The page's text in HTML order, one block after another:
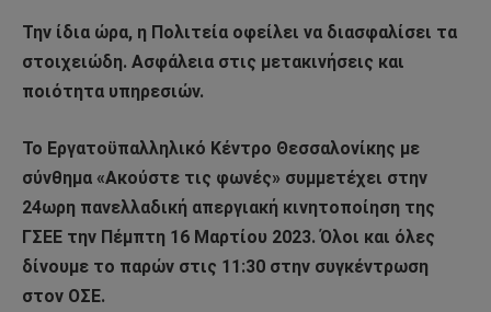
Την ίδια ώρα, η Πολιτεία οφείλει να διασφαλίσει τα
στοιχειώδη. Ασφάλεια στις μετακινήσεις και
ποιότητα υπηρεσιών.
Το Εργατοϋπαλληλικό Κέντρο Θεσσαλονίκης με
σύνθημα «Ακούστε τις φωνές» συμμετέχει στην
24ωρη πανελλαδική απεργιακή κινητοποίηση της
ΓΣΕΕ την Πέμπτη 16 Μαρτίου 2023. Όλοι και όλες
δίνουμε το παρών στις 11:30 στην συγκέντρωση
στον ΟΣΕ.